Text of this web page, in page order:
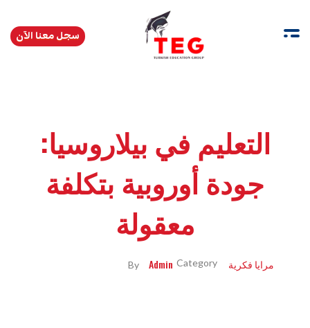
سجل معنا الآن
التعليم في بيلاروسيا:
جودة أوروبية بتكلفة
معقولة
By Admin مرايا فكرية